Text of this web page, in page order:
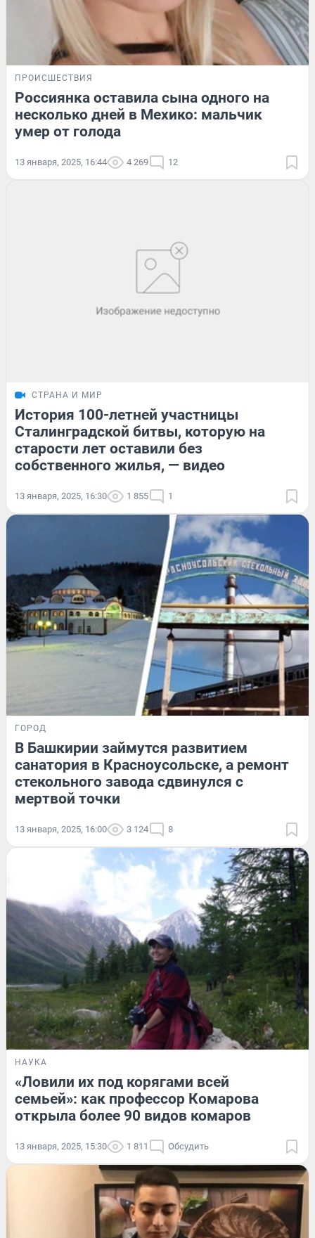
ПРОИСШЕСТВИЯ
Россиянка оставила сына одного на
несколько дней в Мехико: мальчик
умер от голода
13 января, 2025, 16:44 4 269 12
СТРАНА И МИР
История 100-летней участницы
Сталинградской битвы, которую на
старости лет оставили без
собственного жилья, — видео
13 января, 2025, 16:30 1 855 1
ГОРОД
В Башкирии займутся развитием
санатория в Красноусольске, а ремонт
стекольного завода сдвинулся с
мертвой точки
13 января, 2025, 16:00 3 124 8
НАУКА
«Ловили их под корягами всей
семьей»: как профессор Комарова
открыла более 90 видов комаров
13 января, 2025, 15:30 1 811 Обсудить